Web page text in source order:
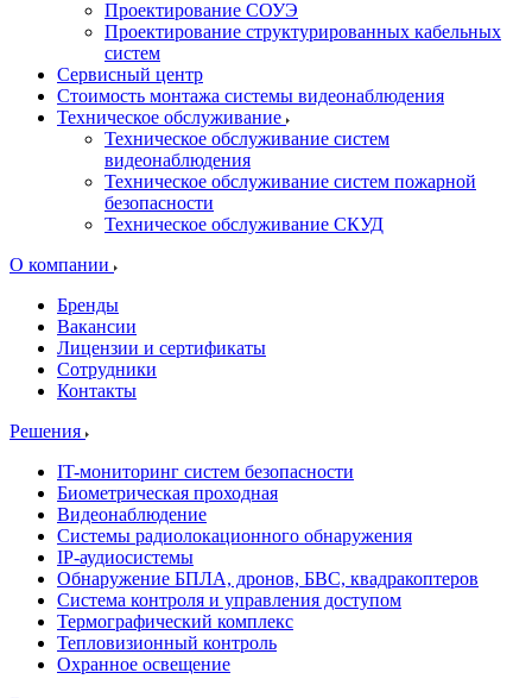
Проектирование СОУЭ
Проектирование структурированных кабельных
систем
Сервисный центр
Стоимость монтажа системы видеонаблюдения
Техническое обслуживание
Техническое обслуживание систем
видеонаблюдения
Техническое обслуживание систем пожарной
безопасности
Техническое обслуживание СКУД
О компании
Бренды
Вакансии
Лицензии и сертификаты
Сотрудники
Контакты
Решения
IT-мониторинг систем безопасности
Биометрическая проходная
Видеонаблюдение
Системы радиолокационного обнаружения
IP-аудиосистемы
Обнаружение БПЛА, дронов, БВС, квадракоптеров
Система контроля и управления доступом
Термографический комплекс
Тепловизионный контроль
Охранное освещение